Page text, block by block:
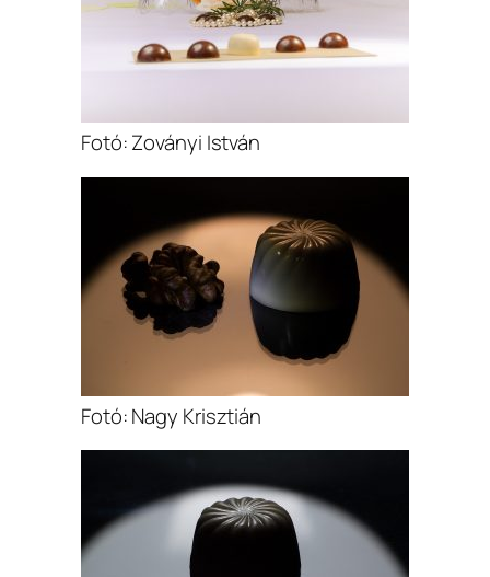
Fotó: Zoványi István
Fotó: Nagy Krisztián